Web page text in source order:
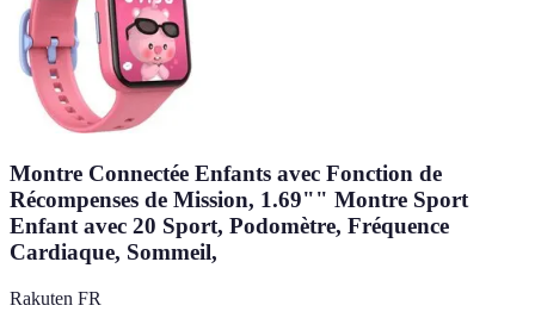
Montre Connectée Enfants avec Fonction de
Récompenses de Mission, 1.69"" Montre Sport
Enfant avec 20 Sport, Podomètre, Fréquence
Cardiaque, Sommeil,
Rakuten FR